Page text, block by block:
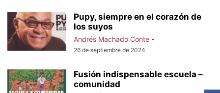
Pupy, siempre en el corazón de
los suyos
Andrés Machado Conte -
26 de septiembre de 2024
Fusión indispensable escuela –
comunidad